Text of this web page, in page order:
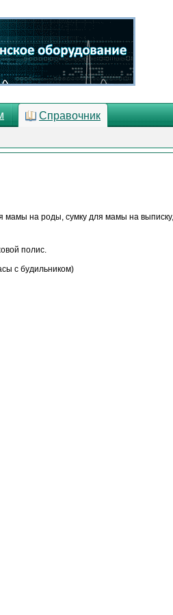
Справочник
мамы на роды, сумку для мамы на выписку,
полис.
с будильником)